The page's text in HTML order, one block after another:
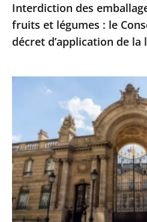
d’État
annule
le
d’application
Interdiction des
fruits et légumes : le
décret d’application de la
Aucune
été
prise
pour
autoriser
une
cérémonie